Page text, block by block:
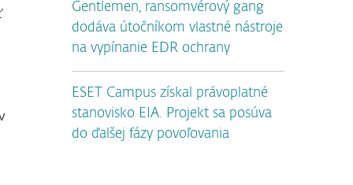
Gentlemen, ransomvérový gang
dodáva útočníkom vlastné nástroje
na vypínanie EDR ochrany
ESET Campus získal právoplatné
stanovisko EIA. Projekt sa posúva
do ďalšej fázy povoľovania